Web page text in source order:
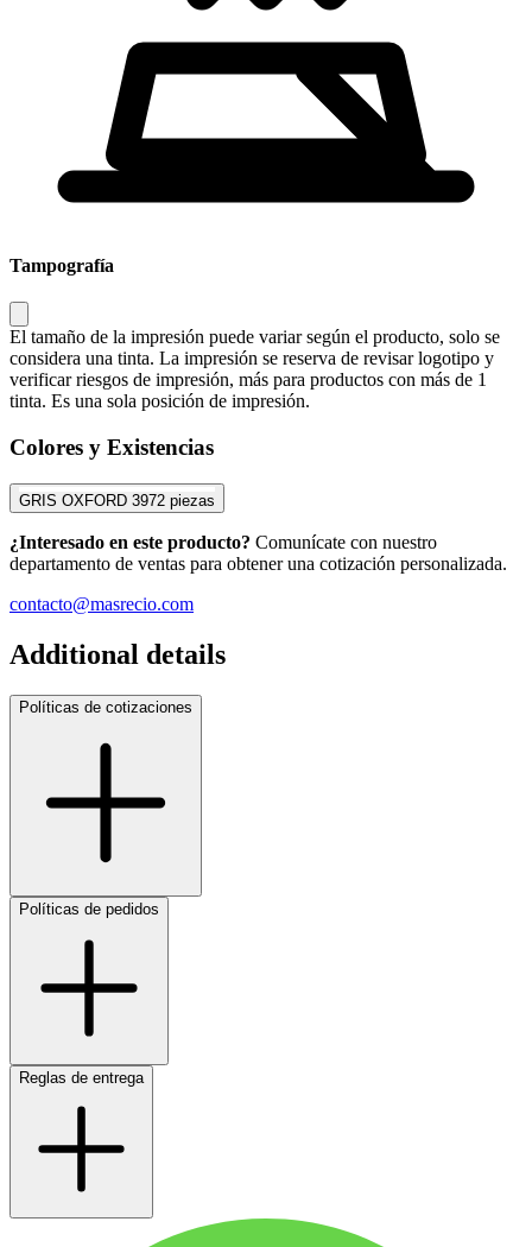
Tampografía
El tamaño de la impresión puede variar según el producto, solo se
considera una tinta. La impresión se reserva de revisar logotipo y
verificar riesgos de impresión, más para productos con más de 1
tinta. Es una sola posición de impresión.
Colores y Existencias
GRIS OXFORD 3972 piezas
¿Interesado en este producto? Comunícate con nuestro
departamento de ventas para obtener una cotización personalizada.
contacto@masrecio.com
Additional details
Políticas de cotizaciones
Políticas de pedidos
Reglas de entrega